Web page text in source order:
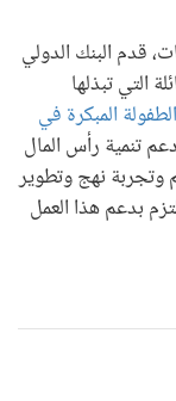
قدم البنك الدولي
التي تبذلها
المبكرة في
تنمية رأس المال
وتجربة نهج وتطوير
بدعم هذا العمل